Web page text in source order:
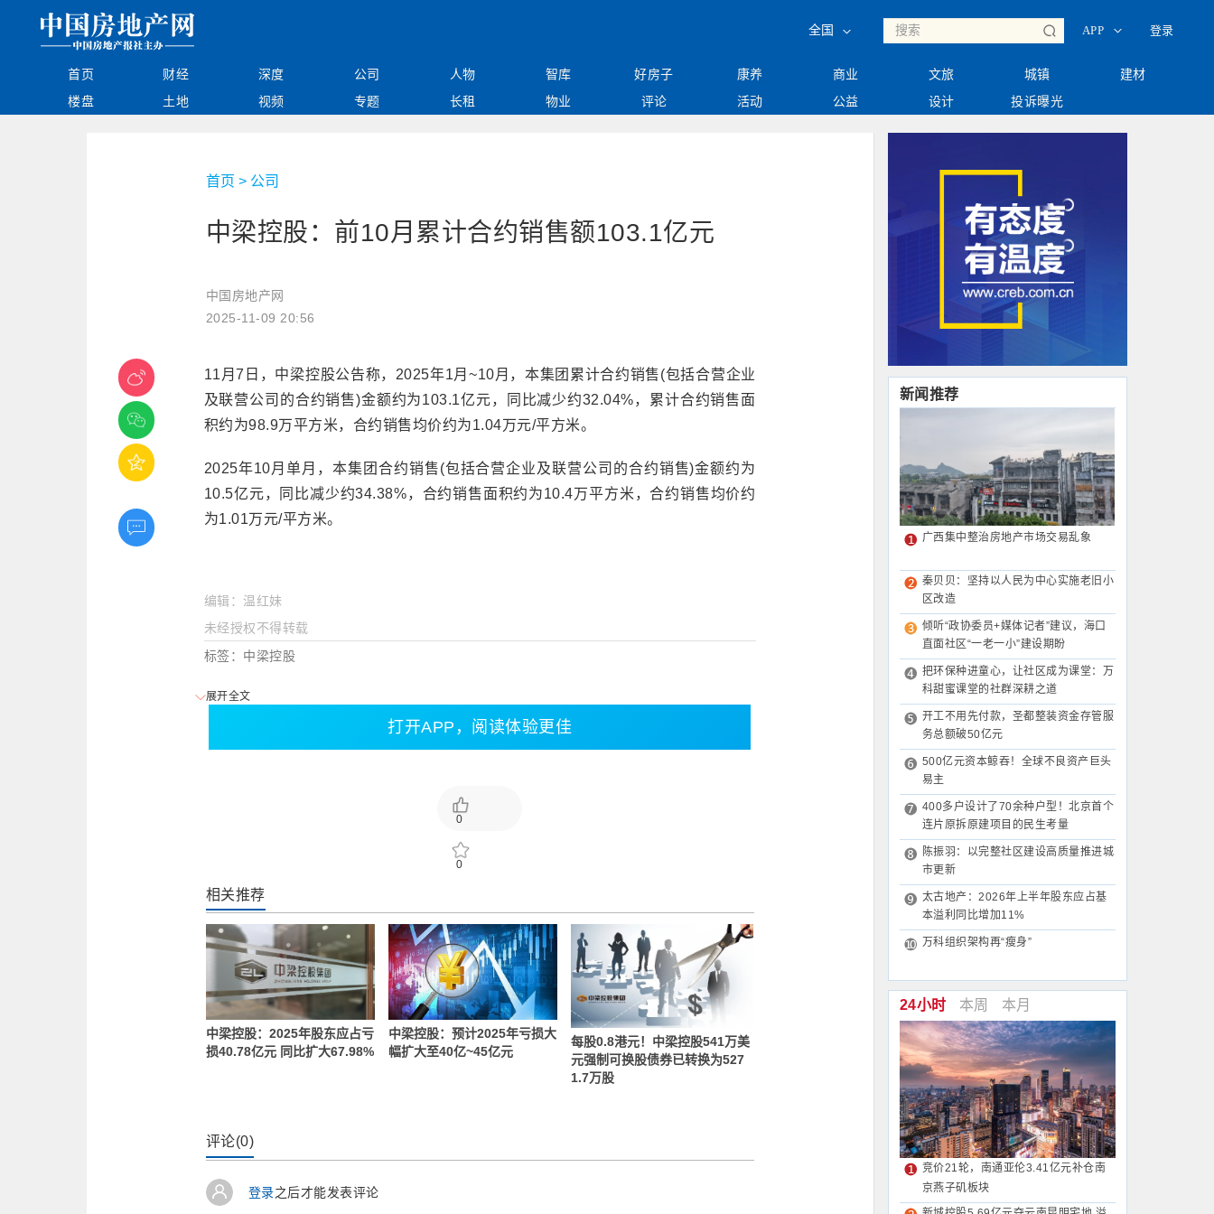
登录
APP ◇
全国 ◇
首页 财经 深度 公司 人物 智库 好房子 康养 商业 文旅 城镇
建材
楼盘
土地 视频 专题 长租 物业 评论 活动 公益 设计 投诉曝光
首页 > 公司
中梁控股：前10月累计合约销售额103.1亿元
中国房地产网
2025-11-09 20:56
11月7日，中梁控股公告称，2025年1月~10月，本集团累计合约销售(包括合营企业
及联营公司的合约销售)金额约为103.1亿元，同比减少约32.04%，累计合约销售面
积约为98.9万平方米，合约销售均价约为1.04万元/平方米。
2025年10月单月，本集团合约销售(包括合营企业及联营公司的合约销售)金额约为
10.5亿元，同比减少约34.38%，合约销售面积约为10.4万平方米，合约销售均价约
为1.01万元/平方米。
编辑：温红妹
未经授权不得转载
标签：中梁控股
展开全文
打开APP，阅读体验更佳
0
0
相关推荐
中梁控股：2025年股东应占亏
损40.78亿元 同比扩大67.98%
中梁控股：预计2025年亏损大
幅扩大至40亿~45亿元
每股0.8港元！中梁控股541万美
元强制可换股债券已转换为527
1.7万股
评论(0)
登录之后才能发表评论
新闻推荐
广西集中整治房地产市场交易乱象
秦贝贝：坚持以人民为中心实施老旧小
区改造
倾听“政协委员+媒体记者”建议，海口
直面社区“一老一小”建设期盼
把环保种进童心，让社区成为课堂：万
科甜蜜课堂的社群深耕之道
开工不用先付款，圣都整装资金存管服
务总额破50亿元
500亿元资本鲸吞！全球不良资产巨头
易主
400多户设计了70余种户型！北京首个
连片原拆原建项目的民生考量
陈振羽：以完整社区建设高质量推进城
市更新
太古地产：2026年上半年股东应占基
本溢利同比增加11%
万科组织架构再“瘦身”
24小时 本周 本月
竞价21轮，南通亚伦3.41亿元补仓南
京燕子矶板块